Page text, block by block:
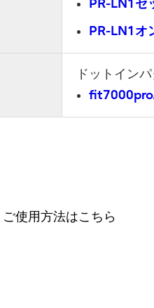
PR-LN1セ
PR-LN1オ
ドットイン
使用方法はこちら